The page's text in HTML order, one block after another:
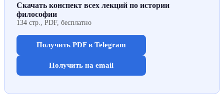
Скачать конспект всех лекций по истории
философии
134 стр., PDF, бесплатно
Получить PDF в Telegram
Получить на email